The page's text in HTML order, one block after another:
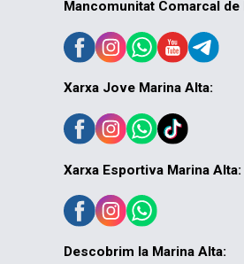
Mancomunitat Comarcal de
Xarxa Jove Marina Alta:
Xarxa Esportiva Marina Alta:
Descobrim la Marina Alta: